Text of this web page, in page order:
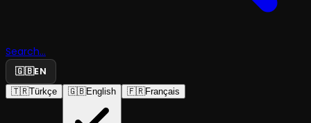
Search...
🇬🇧EN
🇹🇷Türkçe 🇬🇧English 🇫🇷Français